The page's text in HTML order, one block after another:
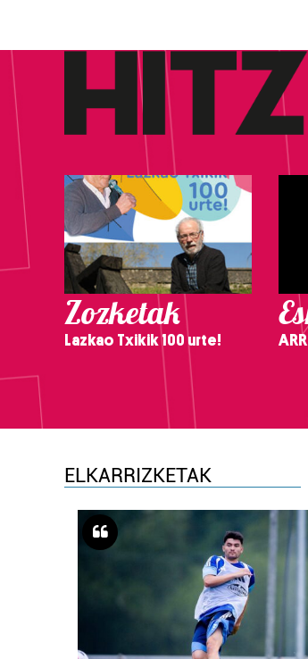
Zozketak
Lazkao Txikik 100 urte!
ELKARRIZKETAK